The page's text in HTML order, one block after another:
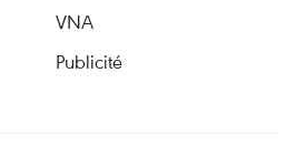
VNA
Publicité